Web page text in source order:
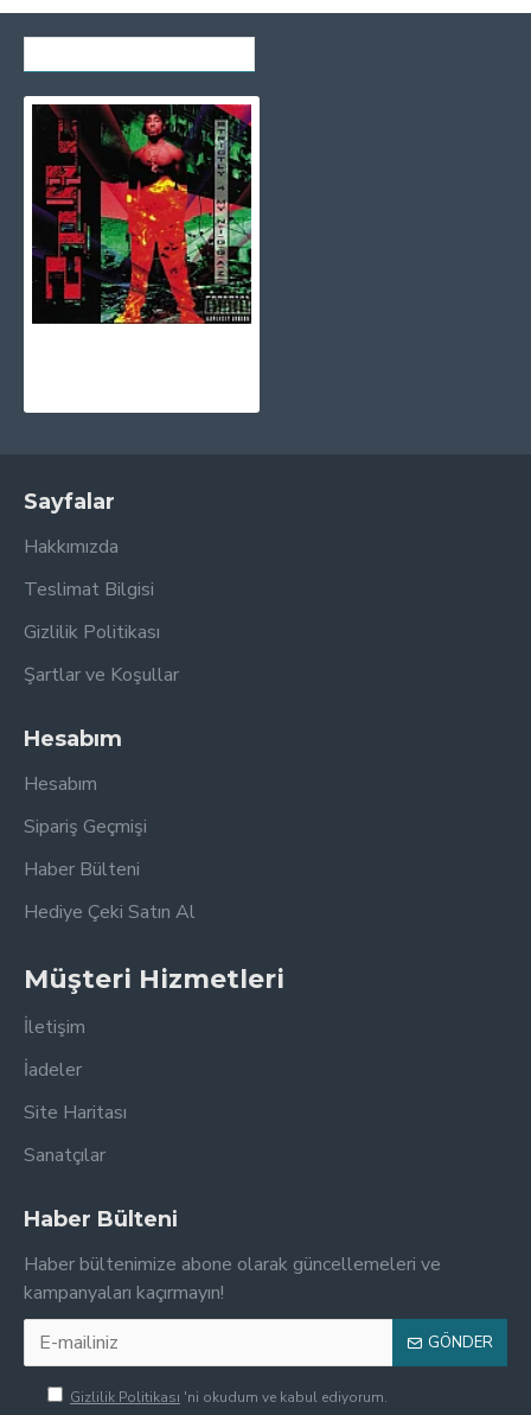
Sayfalar
Hakkımızda
Teslimat Bilgisi
Gizlilik Politikası
Şartlar ve Koşullar
Hesabım
Hesabım
Sipariş Geçmişi
Haber Bülteni
Hediye Çeki Satın Al
Müşteri Hizmetleri
İletişim
İadeler
Site Haritası
Sanatçılar
Haber Bülteni
Haber bültenimize abone olarak güncellemeleri ve
kampanyaları kaçırmayın!
GÖNDER
Gizlilik Politikası 'ni okudum ve kabul ediyorum.